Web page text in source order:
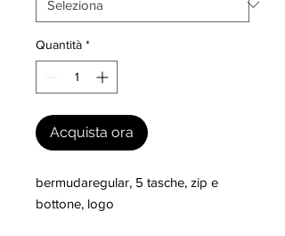
Quantità *
Acquista ora
bermudaregular, 5 tasche, zip e
bottone, logo